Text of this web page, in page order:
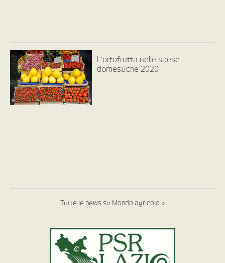
L’ortofrutta nelle spese
domestiche 2020
Tutte le news su Mondo agricolo »